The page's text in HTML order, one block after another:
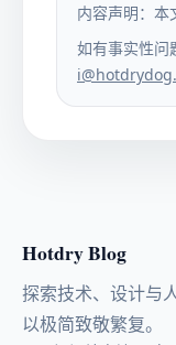
内容声明：本
如有事实性问
Hotdry Blog
探索技术、设计与
以极简致敬繁复。